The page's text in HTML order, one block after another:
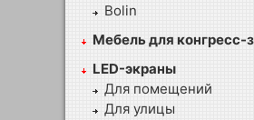
Bolin
Мебель для конгресс-
LED-экраны
Для помещений
Для улицы